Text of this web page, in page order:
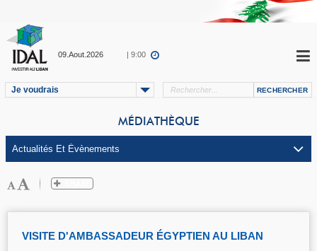
09.Aout.2026 | 9:00
Je voudrais
MÉDIATHÈQUE
VISITE D'AMBASSADEUR ÉGYPTIEN AU LIBAN